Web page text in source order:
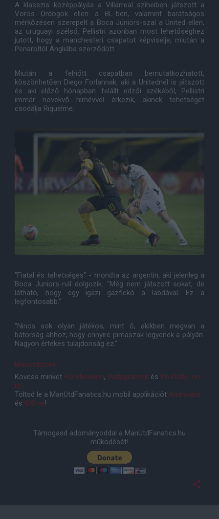
A klasszis középpályás a Villarreal színeiben játszott a
Vörös Ördögök ellen a BL-ben, valamint barátságos
mérkőzésen szerepelt a Boca Juniors-szal a United ellen,
az uruguayi szélső, Pellistri azonban most lehetőséghez
jutott, hogy a manchesteri csapatot képviselje, miután a
Penaroltól Angliába szerződött.
Miután a felnőtt csapatban bemutatkozhatott,
köszönhetően Diego Forlannak, aki a Unitednél is játszott
és aki előző hónapban felállt edzői székéből, Pellistri
immár növekvő hírnévvel érkezik, akinek tehetségét
csodálja Riquelme.
"Fiatal és tehetséges" - mondta az argentin, aki jelenleg a
Boca Juniors-nál dolgozik. "Még nem játszott sokat, de
látható, hogy egy igazi gazfickó a labdával. Ez a
legfontosabb."
"Nincs sok olyan játékos, mint ő, akikben megvan a
bátorság ahhoz, hogy ennyire pimaszak legyenek a pályán.
Nagyon értékes tulajdonság ez."
ManUtd.com
Kövess minket Facebookon, Instagramon és YouTube-on
is!
Töltsd le a ManUtdFanatics.hu mobil applikációt Androidra
és iOS-re!
Támogasd adományoddal a ManUtdFanatics.hu
működését!